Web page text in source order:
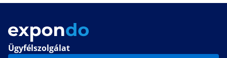
Ügyfélszolgálat